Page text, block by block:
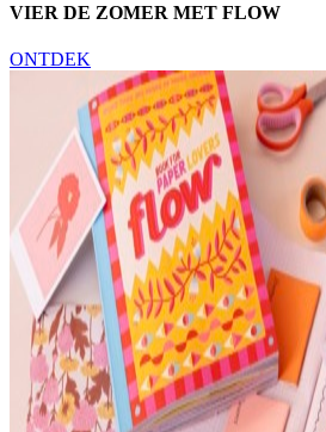
VIER DE ZOMER MET FLOW
ONTDEK